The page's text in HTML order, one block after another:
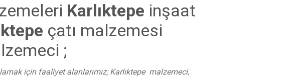
Karlıktepe inşaat
çatı malzemesi
;
için faaliyet alanlarımız; Karlıktepe malzemeci,